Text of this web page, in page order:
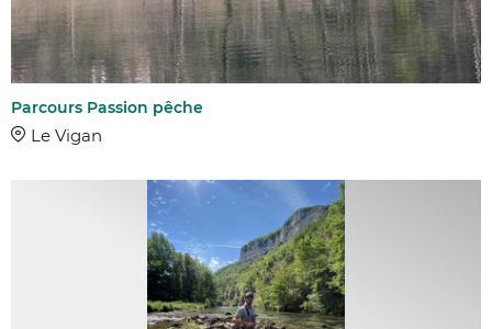
Parcours Passion pêche
Le Vigan